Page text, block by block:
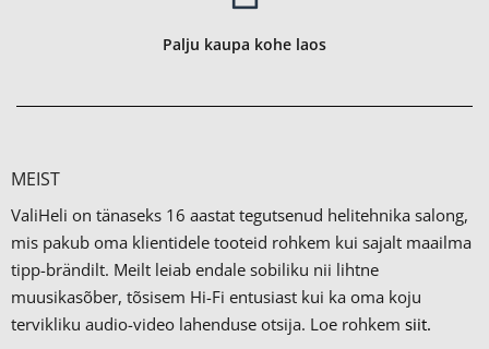
Palju kaupa kohe laos
MEIST
ValiHeli on tänaseks 16 aastat tegutsenud helitehnika salong,
mis pakub oma klientidele tooteid rohkem kui sajalt maailma
tipp-brändilt. Meilt leiab endale sobiliku nii lihtne
muusikasõber, tõsisem Hi-Fi entusiast kui ka oma koju
tervikliku audio-video lahenduse otsija. Loe rohkem siit.